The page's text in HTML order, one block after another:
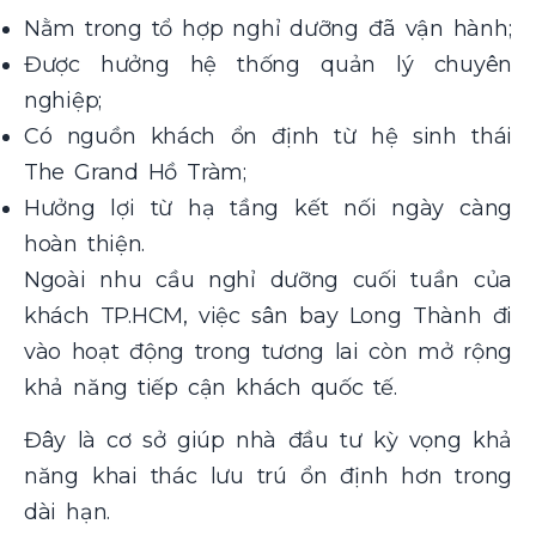
Nằm trong tổ hợp nghỉ dưỡng đã vận hành;
Được hưởng hệ thống quản lý chuyên
nghiệp;
Có nguồn khách ổn định từ hệ sinh thái
The Grand Hồ Tràm;
Hưởng lợi từ hạ tầng kết nối ngày càng
hoàn thiện.
Ngoài nhu cầu nghỉ dưỡng cuối tuần của
khách TP.HCM, việc sân bay Long Thành đi
vào hoạt động trong tương lai còn mở rộng
khả năng tiếp cận khách quốc tế.
Đây là cơ sở giúp nhà đầu tư kỳ vọng khả
năng khai thác lưu trú ổn định hơn trong
dài hạn.